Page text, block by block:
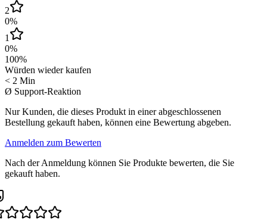
2
0%
1
0%
100%
Würden wieder kaufen
< 2 Min
Ø Support-Reaktion
Nur Kunden, die dieses Produkt in einer abgeschlossenen
Bestellung gekauft haben, können eine Bewertung abgeben.
Anmelden zum Bewerten
Nach der Anmeldung können Sie Produkte bewerten, die Sie
gekauft haben.